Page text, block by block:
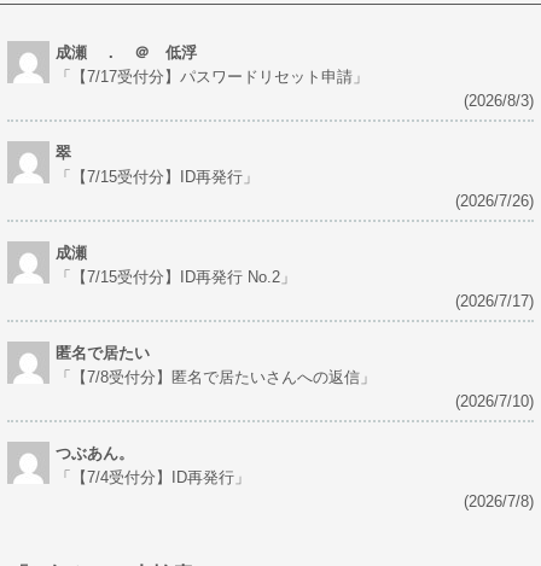
成瀬 ． ＠ 低浮
「
【7/17受付分】パスワードリセット申請 」
(2026/8/3)
翠
「
【7/15受付分】ID再発行 」
(2026/7/26)
成瀬
「
【7/15受付分】ID再発行 No.2 」
(2026/7/17)
匿名で居たい
「
【7/8受付分】匿名で居たいさんへの返信 」
(2026/7/10)
つぶあん。
「
【7/4受付分】ID再発行 」
(2026/7/8)